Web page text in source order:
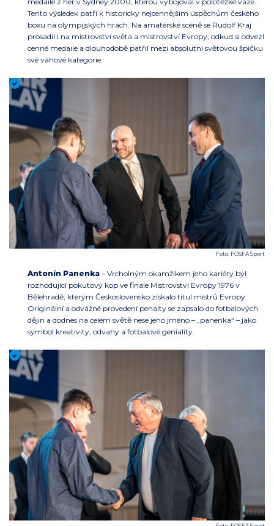
Tento výsledek patří k historicky nejcennějším úspěchům českého
boxu na olympijských hrách. Na amatérské scéně se Rudolf Kraj
prosadil i na mistrovství světa a mistrovství Evropy, odkud si odvezl
cenné medaile a dlouhodobě patřil mezi absolutní světovou špičku
své váhové kategorie.
Foto: FOSFA Sport
Antonín Panenka – Vrcholným okamžikem jeho kariéry byl
rozhodující pokutový kop ve finále Mistrovství Evropy 1976 v
Bělehradě, kterým Československo získalo titul mistrů Evropy.
Originální a odvážné provedení penalty se zapsalo do fotbalových
dějin a dodnes na celém světě nese jeho jméno – „panenka“ – jako
symbol kreativity, odvahy a fotbalové geniality.